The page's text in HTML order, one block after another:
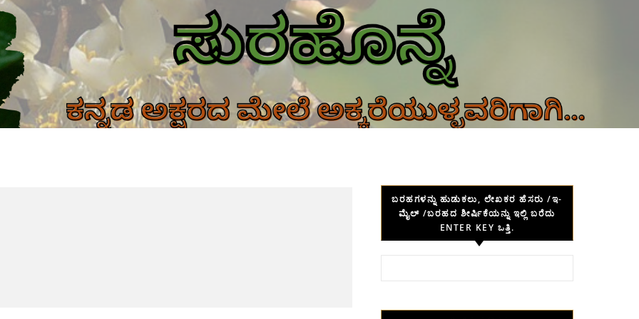
ಬರಹಗಳನ್ನು ಹುಡುಕಲು, ಲೇಖಕರ ಹೆಸರು /ಇ-
ಮೈಲ್ /ಬರಹದ ಶೀರ್ಷಿಕೆಯನ್ನು ಇಲ್ಲಿ ಬರೆದು
ENTER KEY ಒತ್ತಿ.